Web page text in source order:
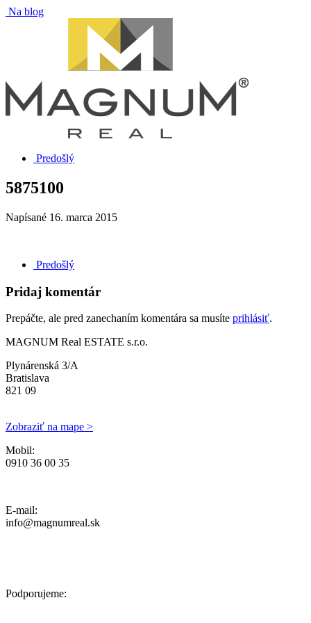
Na blog
Predošlý
5875100
Napísané 16. marca 2015
Predošlý
Pridaj komentár
Prepáčte, ale pred zanechaním komentára sa musíte prihlásiť.
MAGNUM Real ESTATE s.r.o.
Plynárenská 3/A
Bratislava
821 09
Zobraziť na mape >
Mobil:
0910 36 00 35
E-mail:
info@magnumreal.sk
Podporujeme: